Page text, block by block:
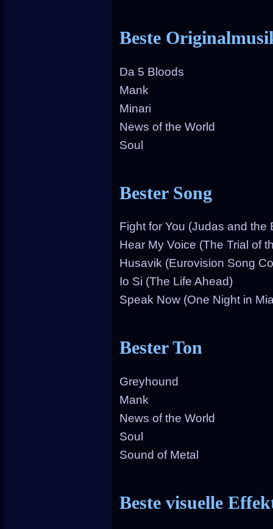
Beste
Da 5 Bloods
Mank
Minari
News of the World
Soul
Bester Song
Fight for You (Judas and the
Hear My Voice (The Trial of
Husavik (Eurovision Song
Io Si (The Life Ahead)
Speak Now (One Night in
Bester Ton
Greyhound
Mank
News of the World
Soul
Sound of Metal
Beste visuelle